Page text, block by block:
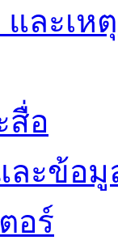
และเ
สื่อ
ละข้อ
อร์